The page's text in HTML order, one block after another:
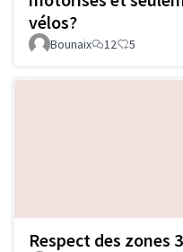
vélos?
Bounaix 12 5
Respect des zones